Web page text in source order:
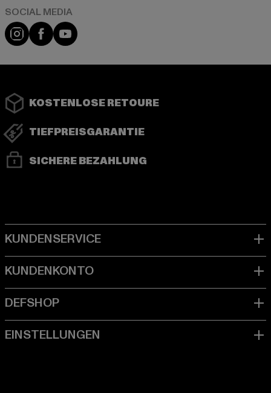
Instagram
FacebookYouTube
KOSTENLOSE RETOURE
TIEFPREISGARANTIE
SICHERE BEZAHLUNG